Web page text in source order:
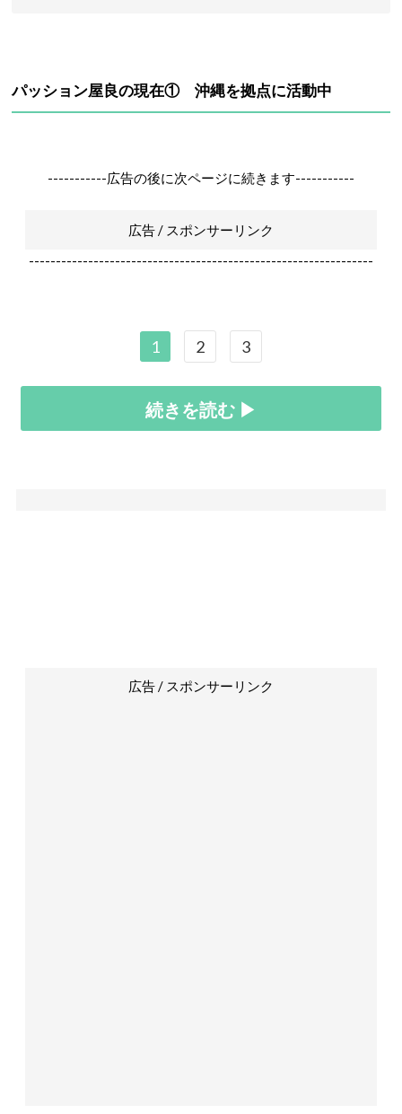
パッション屋良の現在① 沖縄を拠点に活動中
-----------広告の後に次ページに続きます-----------
広告 / スポンサーリンク
----------------------------------------------------------------
1 2 3
続きを読む ▶
広告 / スポンサーリンク